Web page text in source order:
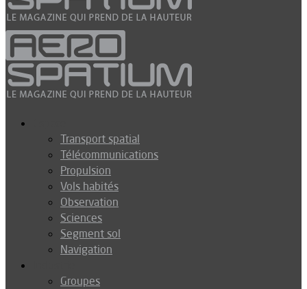
Transport spatial
Télécommunications
Propulsion
Vols habités
Observation
Sciences
Segment sol
Navigation
Groupes